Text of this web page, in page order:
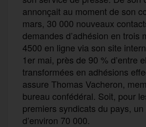
annonçait au moment de son
mars, 30 000 nouveaux
demandes d’adhésion en trois
4500 en ligne via son site
1er mai, près de 90 % d’entre
transformées en adhésions
assure Thomas Vacheron,
bureau confédéral. Soit, pour
premiers syndicats du pays, un
d’environ 70 000.